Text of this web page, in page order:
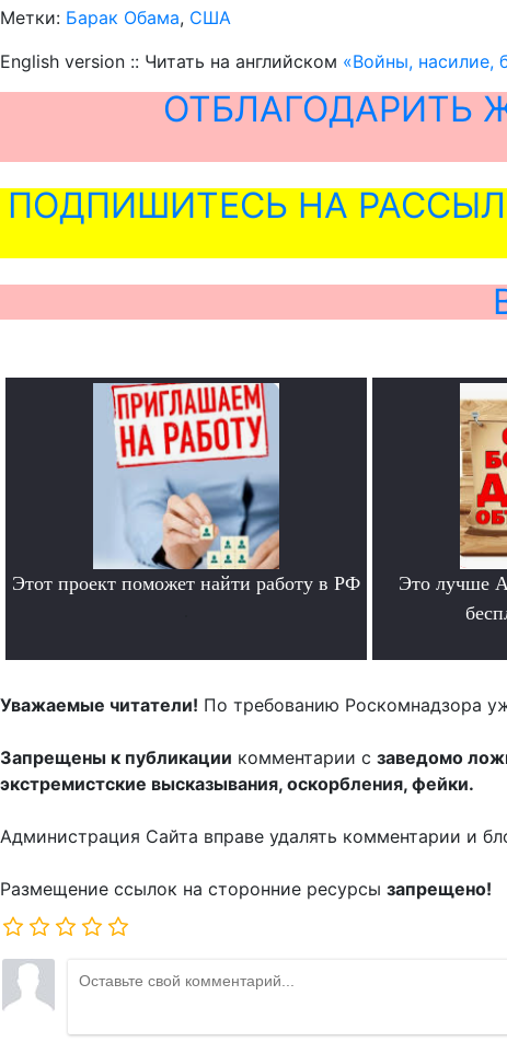
Метки: Барак Обама, США
English version :: Читать на английском «Войны, насилие,
ОТБЛАГОДАРИТЬ
ПОДПИШИТЕСЬ НА
Этот проект поможет найти работу в РФ
Это лучше
Уважаемые читатели! По требованию Роскомнадзора
Запрещены к публикации комментарии с заведомо
экстремистские высказывания, оскорбления, фейки.
Администрация Сайта вправе удалять комментарии и
Размещение ссылок на сторонние ресурсы запрещено!